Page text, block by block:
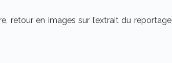
retour en images sur l’extrait du reportage